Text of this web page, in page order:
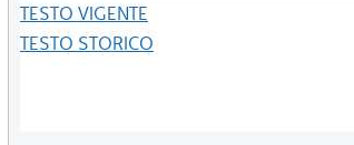
TESTO VIGENTE
TESTO STORICO